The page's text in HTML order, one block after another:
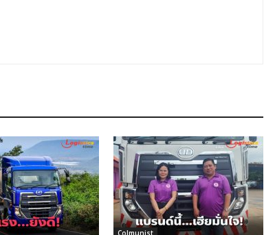
Colmunist